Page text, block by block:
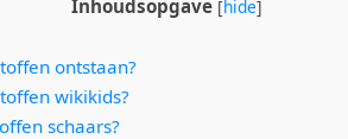
Inhoudsopgave [hide]
ontstaan?
wikikids?
schaars?